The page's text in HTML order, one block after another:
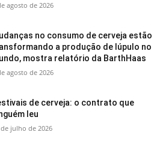
agosto de 2026
no consumo de cerveja estão
a produção de lúpulo no
mostra relatório da BarthHaas
agosto de 2026
de cerveja: o contrato que
leu
de julho de 2026